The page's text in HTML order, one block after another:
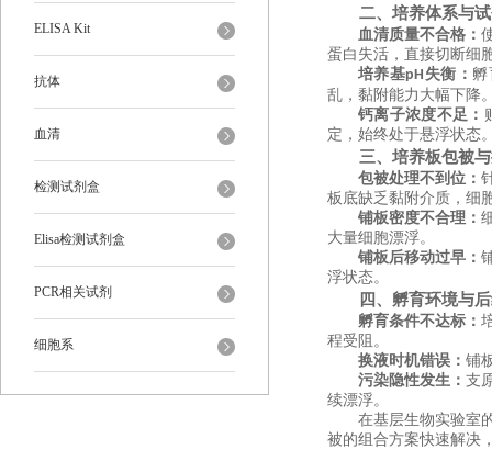
ELISA Kit
抗体
血清
检测试剂盒
Elisa检测试剂盒
PCR相关试剂
细胞系
二、培养体系与
血清质量不合格 ‌：
蛋白失活，直接切断细
培养基pH 失衡‌： 孵
乱，黏附能力大幅下降
钙离子浓度不足 ‌：
定，始终处于悬浮状态
三、培养板包被
包被处理不到位 ‌：
板底缺乏黏附介质，细
铺板密度不合理 ‌：
大量细胞漂浮。
铺板后移动过早 ‌：
浮状态。
四、孵育环境与
孵育条件不达标 ‌：
程受阻。
换液时机错误 ‌： 铺
污染隐性发生 ‌： 支
续漂浮。
在基层生物实验室
被的组合方案快速解决